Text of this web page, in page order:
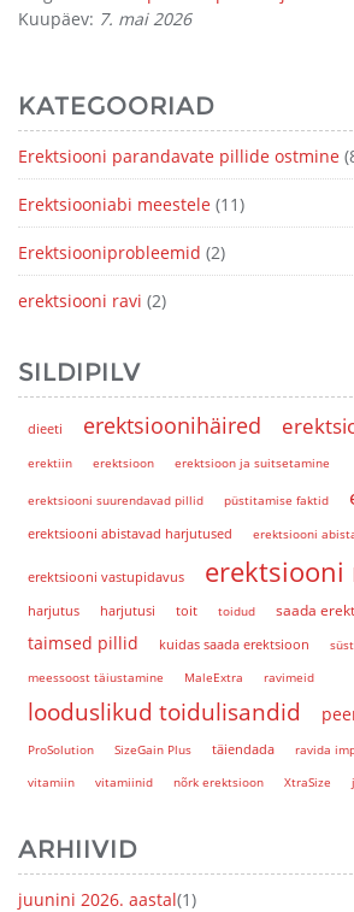
Kuupäev: 7. mai 2026
KATEGOORIAD
Erektsiooni parandavate pillide ostmine
Erektsiooniabi meestele (11)
Erektsiooniprobleemid (2)
erektsiooni ravi (2)
SILDIPILV
dieeti erektsioonihäired
erektiin erektsioon erektsioon ja suitsetamine
erektsiooni suurendavad pillid püstitamise faktid
erektsiooni abistavad harjutused erektsiooni
erektsiooni vastupidavus erektsiooni
harjutus
harjutusi toit toidud saada
taimsed pillid kuidas saada erektsioon
meessoost täiustamine
MaleExtra ravimeid
looduslikud toidulisandid
ProSolution
SizeGain Plus täiendada ravida
vitamiin
vitamiinid nõrk erektsioon XtraSize
ARHIIVID
juunini 2026. aastal(1)